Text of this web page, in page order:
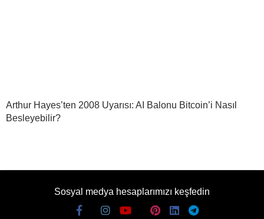
Arthur Hayes’ten 2008 Uyarısı: AI Balonu Bitcoin’i Nasıl
Besleyebilir?
Sosyal medya hesaplarımızı keşfedin